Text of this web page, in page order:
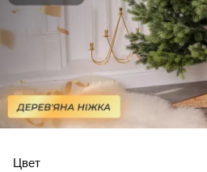
Цвет